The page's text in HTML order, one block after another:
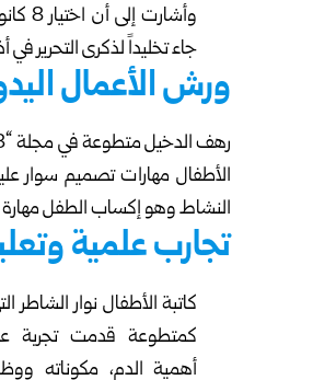
جاء تخليداً لذكرى التحرير
ورش الأعمال
الأطفال مهارات تصميم سوار
النشاط وهو إكساب الطفل مهارة
تجارب علمية
كاتبة الأطفال نوار الشاطر
كمتطوعة قدمت تجربة
أهمية الدم، مكوناته